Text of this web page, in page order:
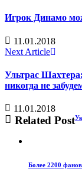
Игрок Динамо
11.01.2018
Next Article
Ультрас
никогда не
11.01.2018
Related Post
Более 2200